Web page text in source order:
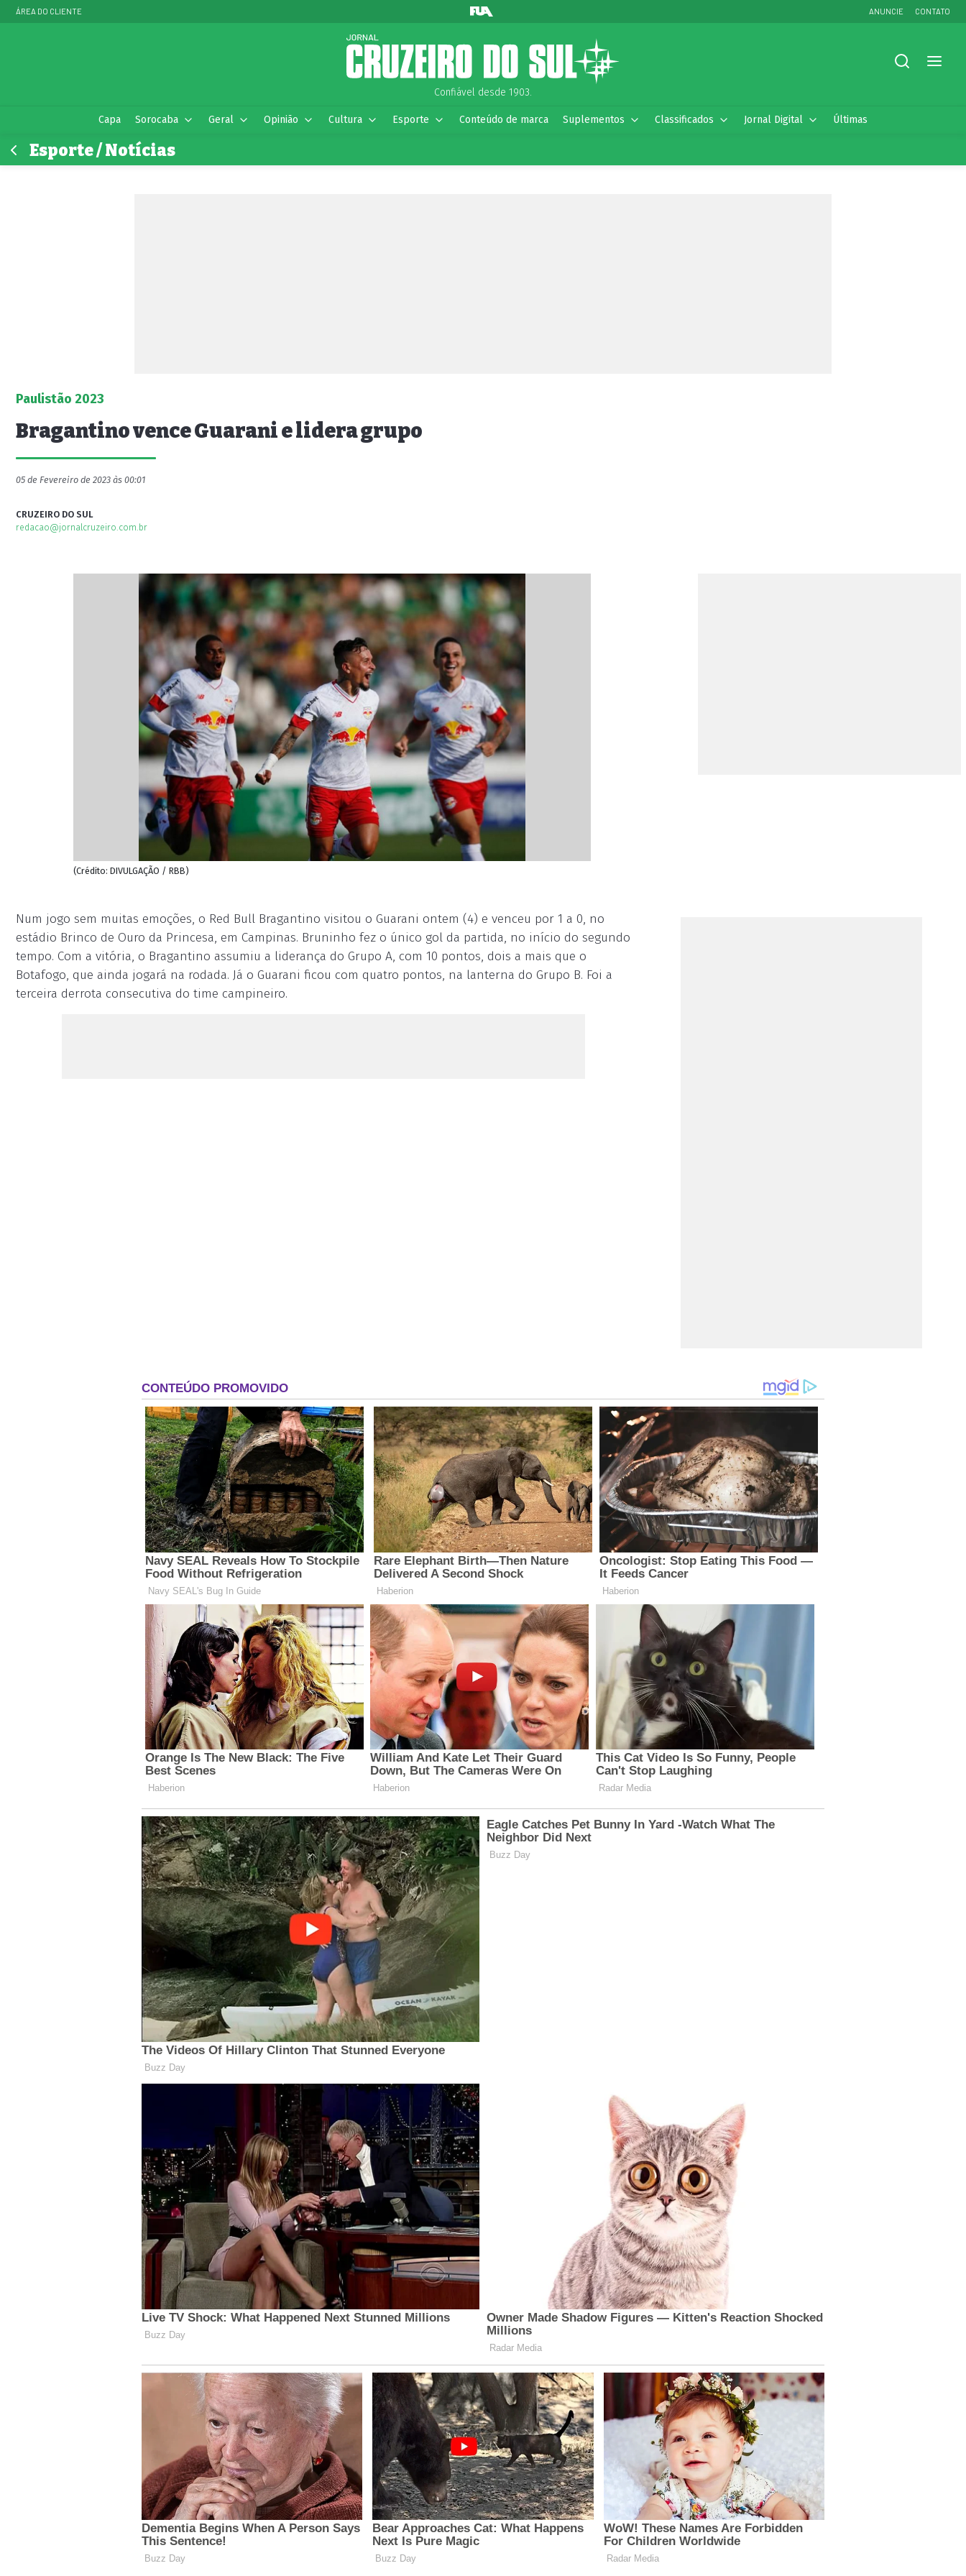
ÁREA DO CLIENTE ANUNCIE CONTATO
Confiável desde 1903.
Capa Sorocaba Geral Opinião Cultura Esporte Conteúdo de marca Suplementos Classificados Jornal Digital Últimas
Esporte / Notícias
Paulistão 2023
Bragantino vence Guarani e lidera grupo
05 de Fevereiro de 2023 às 00:01
CRUZEIRO DO SUL
redacao@jornalcruzeiro.com.br
(Crédito: DIVULGAÇÃO / RBB)
Num jogo sem muitas emoções, o Red Bull Bragantino visitou o Guarani ontem (4) e venceu por 1 a 0, no
estádio Brinco de Ouro da Princesa, em Campinas. Bruninho fez o único gol da partida, no início do segundo
tempo. Com a vitória, o Bragantino assumiu a liderança do Grupo A, com 10 pontos, dois a mais que o
Botafogo, que ainda jogará na rodada. Já o Guarani ficou com quatro pontos, na lanterna do Grupo B. Foi a
terceira derrota consecutiva do time campineiro.